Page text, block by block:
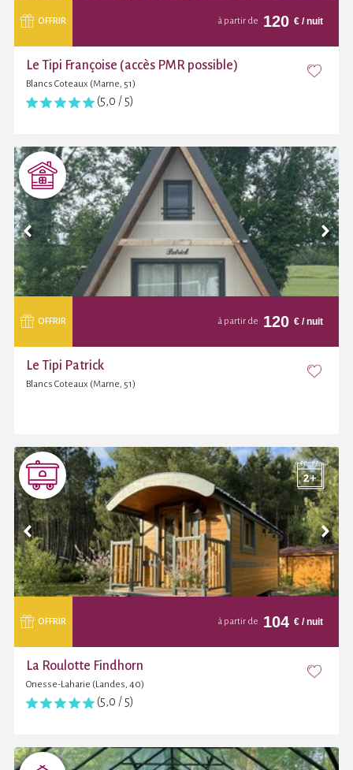
OFFRIR à partir de 120 € / nuit
Le Tipi Françoise (accès PMR possible)
Blancs Coteaux (Marne, 51)
(5,0 / 5)
OFFRIR à partir de 120 € / nuit
Le Tipi Patrick
Blancs Coteaux (Marne, 51)
OFFRIR à partir de 104 € / nuit
La Roulotte Findhorn
Onesse-Laharie (Landes, 40)
(5,0 / 5)